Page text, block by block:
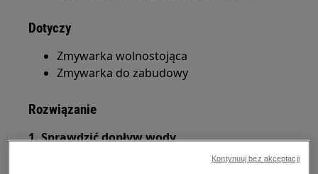
Dotyczy
Zmywarka wolnostojąca
Zmywarka do zabudowy
Rozwiązanie
1. Sprawdzić dopływ wody
Zaleca się najpierw sprawdzenie przepływu, na
Kontynuuj bez akceptacji